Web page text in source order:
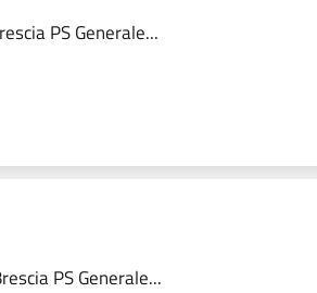
PS Generale...
PS Generale...